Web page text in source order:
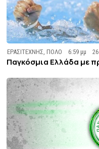
ΕΡΑΣΙΤΕΧΝΗΣ ,ΠΟΛΟ 6:59 μμ
Παγκόσμια Ελλάδα με